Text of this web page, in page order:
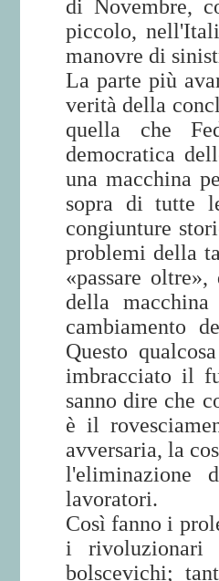
di Novembre,
piccolo,
manovre di
La parte più
verità della
quella che
democratica
una macchina
sopra di tutte
congiunture
problemi della
«passare
della
cambiamento
Questo
imbracciato il
sanno dire che
è il
avversaria, la
l'eliminazione
lavoratori.
Così fanno i
i
bolscevichi;